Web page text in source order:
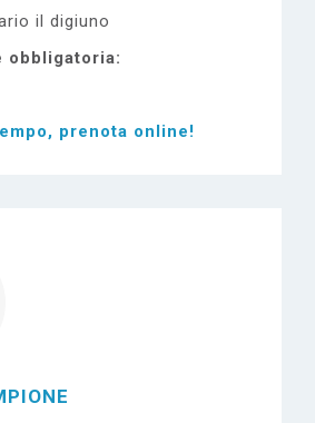
il digiuno
obbligatoria
prenota online!